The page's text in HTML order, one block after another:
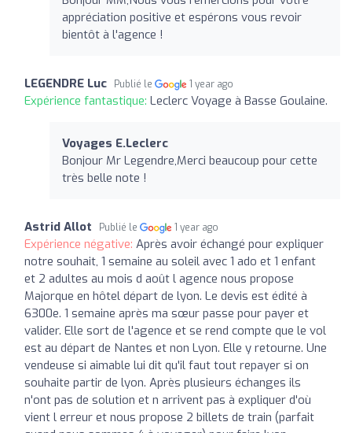
appréciation positive et espérons vous revoir
bientôt à l'agence !
LEGENDRE Luc Publié le 1 year ago
Expérience fantastique: Leclerc Voyage à Basse Goulaine.
Voyages E.Leclerc
Bonjour Mr Legendre,Merci beaucoup pour cette
très belle note !
Astrid Allot Publié le 1 year ago
Expérience négative: Après avoir échangé pour expliquer
notre souhait, 1 semaine au soleil avec 1 ado et 1 enfant
et 2 adultes au mois d août l agence nous propose
Majorque en hôtel départ de lyon. Le devis est édité à
6300e. 1 semaine après ma sœur passe pour payer et
valider. Elle sort de l'agence et se rend compte que le vol
est au départ de Nantes et non Lyon. Elle y retourne. Une
vendeuse si aimable lui dit qu'il faut tout repayer si on
souhaite partir de lyon. Après plusieurs échanges ils
n'ont pas de solution et n arrivent pas à expliquer d'où
vient l erreur et nous propose 2 billets de train (parfait